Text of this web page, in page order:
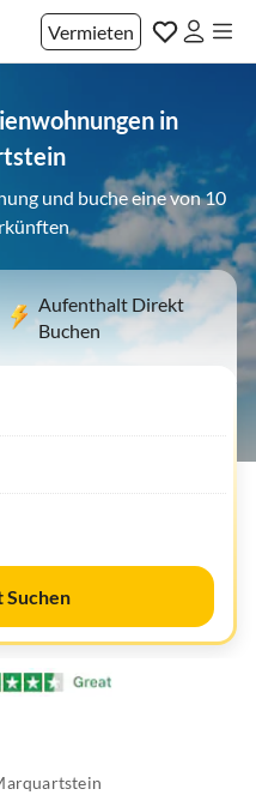
Vermieten
in
und buche eine von 10
Aufenthalt Direkt
Buchen